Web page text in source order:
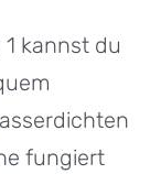
kannst du
fungiert